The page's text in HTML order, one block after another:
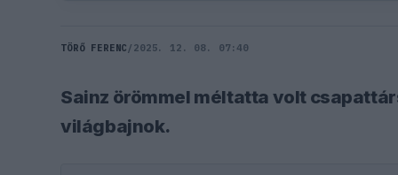
TÖRŐ FERENC / 2025. 12. 08. 07:40
Sainz örömmel méltatta volt
világbajnok.